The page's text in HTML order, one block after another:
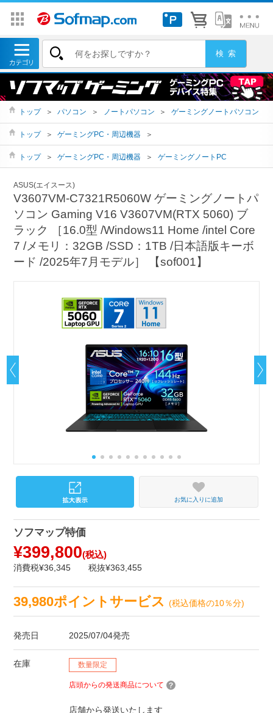
トップ ＞ パソコン ＞ ノートパソコン ＞ ゲーミングノートパソコン
トップ ＞ ゲーミングPC・周辺機器 ＞
トップ ＞ ゲーミングPC・周辺機器 ＞ ゲーミングノートPC
ASUS(エイスース)
V3607VM-C7321R5060W ゲーミングノートパ
ソコン Gaming V16 V3607VM(RTX 5060) ブ
ラック ［16.0型 /Windows11 Home /intel Core
7 /メモリ：32GB /SSD：1TB /日本語版キーボ
ード /2025年7月モデル］ 【sof001】
お気に入りに追加
ソフマップ特価
¥399,800(税込)
消費税¥36,345 税抜¥363,455
39,980ポイントサービス(税込価格の10％分)
発売日 2025/07/04発売
在庫 数量限定
店頭からの発送商品について
店舗から発送いたします